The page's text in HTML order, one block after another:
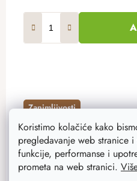
Koristimo kolačiće kako
pregledavanje web stranice
funkcije, performanse i
prometa na web stranici.
Zanimljivosti
Akcija